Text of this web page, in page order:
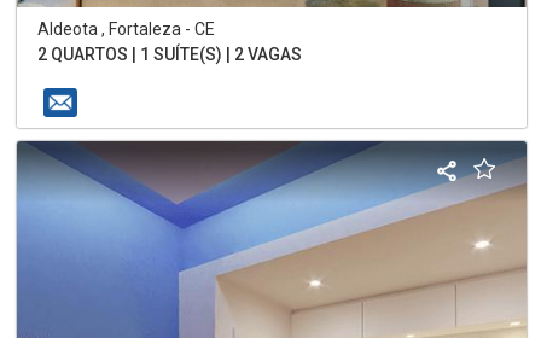
Aldeota , Fortaleza - CE
2 QUARTOS | 1 SUÍTE(S) | 2 VAGAS